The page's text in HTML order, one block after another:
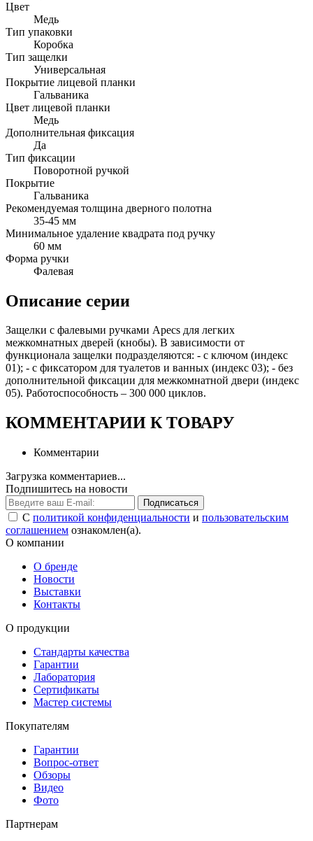
Цвет
Медь
Тип упаковки
Коробка
Тип защелки
Универсальная
Покрытие лицевой планки
Гальваника
Цвет лицевой планки
Медь
Дополнительная фиксация
Да
Тип фиксации
Поворотной ручкой
Покрытие
Гальваника
Рекомендуемая толщина дверного полотна
35-45 мм
Минимальное удаление квадрата под ручку
60 мм
Форма ручки
Фалевая
Описание серии
Защелки с фалевыми ручками Apecs для легких
межкомнатных дверей (кнобы). В зависимости от
функционала защелки подразделяются: - с ключом (индекс
01); - с фиксатором для туалетов и ванных (индекс 03); - без
дополнительной фиксации для межкомнатной двери (индекс
05). Работоспособность – 300 000 циклов.
КОММЕНТАРИИ К ТОВАРУ
Комментарии
Загрузка комментариев...
Подпишитесь на новости
Подписаться
С политикой конфиденциальности и пользовательским
соглашением ознакомлен(а).
О компании
О бренде
Новости
Выставки
Контакты
О продукции
Стандарты качества
Гарантии
Лаборатория
Сертификаты
Мастер системы
Покупателям
Гарантии
Вопрос-ответ
Обзоры
Видео
Фото
Партнерам